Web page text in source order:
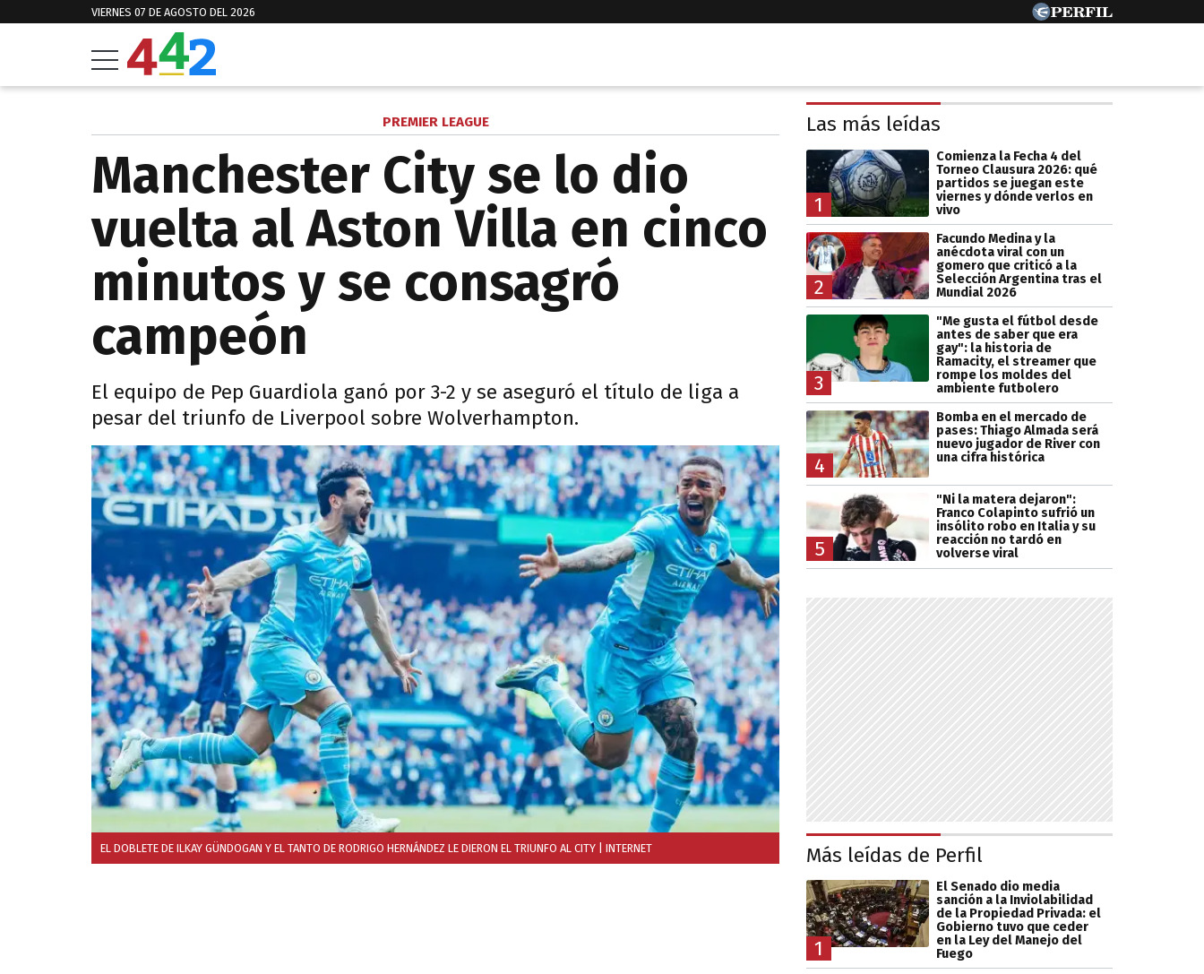
VIERNES 07 DE AGOSTO DEL 2026
PREMIER LEAGUE
Manchester City se lo dio
vuelta al Aston Villa en cinco
minutos y se consagró
campeón
El equipo de Pep Guardiola ganó por 3-2 y se aseguró el título de liga a
pesar del triunfo de Liverpool sobre Wolverhampton.
EL DOBLETE DE ILKAY GÜNDOGAN Y EL TANTO DE RODRIGO HERNÁNDEZ LE DIERON EL TRIUNFO AL CITY | INTERNET
Las más leídas
1
Comienza la Fecha 4 del
Torneo Clausura 2026: qué
partidos se juegan este
viernes y dónde verlos en
vivo
2
Facundo Medina y la
anécdota viral con un
gomero que criticó a la
Selección Argentina tras el
Mundial 2026
3
"Me gusta el fútbol desde
antes de saber que era
gay": la historia de
Ramacity, el streamer que
rompe los moldes del
ambiente futbolero
4
Bomba en el mercado de
pases: Thiago Almada será
nuevo jugador de River con
una cifra histórica
5
"Ni la matera dejaron":
Franco Colapinto sufrió un
insólito robo en Italia y su
reacción no tardó en
volverse viral
Más leídas de Perfil
1
El Senado dio media
sanción a la Inviolabilidad
de la Propiedad Privada: el
Gobierno tuvo que ceder
en la Ley del Manejo del
Fuego